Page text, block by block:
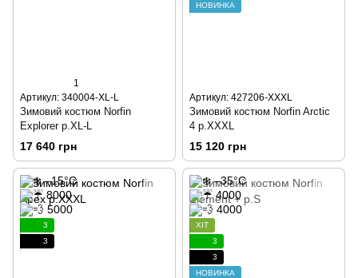
1
Артикул: 340004-XL-L
Зимовий костюм Norfin
Explorer р.XL-L
17 640 грн
НОВИНКА
Артикул: 427206-XXXL
Зимовий костюм Norfin Arctic
4 р.XXXL
15 120 грн
3
3
ХІТ
3
3
НОВИНКА